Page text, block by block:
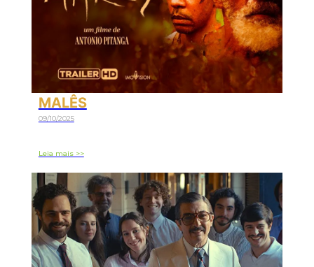
MALÊS
09/10/2025
Leia mais >>